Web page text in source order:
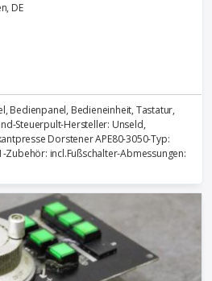
DE
Bedienpanel, Bedieneinheit, Tastatur,
Steuerpult-Hersteller: Unseld,
Dorstener APE80-3050-Typ:
Zubehör: incl.Fußschalter-Abmessungen: